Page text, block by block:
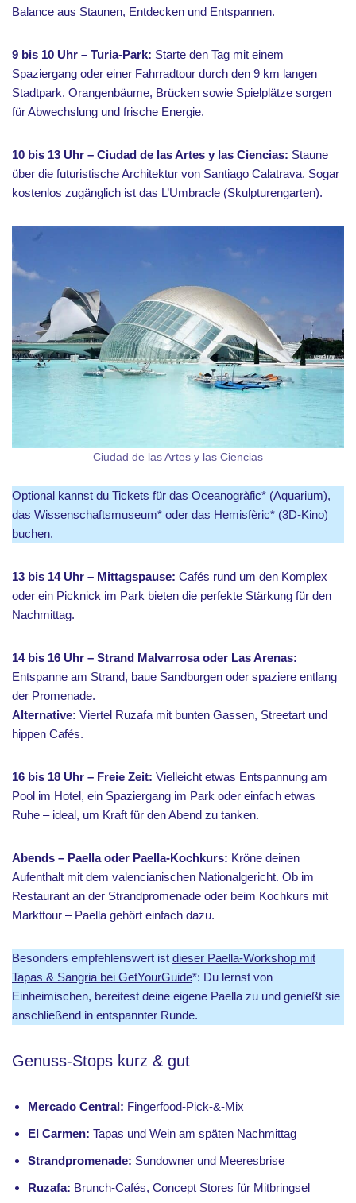
Balance aus Staunen, Entdecken und Entspannen.
9 bis 10 Uhr – Turia-Park: Starte den Tag mit einem
Spaziergang oder einer Fahrradtour durch den 9 km langen
Stadtpark. Orangenbäume, Brücken sowie Spielplätze sorgen
für Abwechslung und frische Energie.
10 bis 13 Uhr – Ciudad de las Artes y las Ciencias: Staune
über die futuristische Architektur von Santiago Calatrava. Sogar
kostenlos zugänglich ist das L’Umbracle (Skulpturengarten).
Ciudad de las Artes y las Ciencias
Optional kannst du Tickets für das Oceanogràfic* (Aquarium),
das Wissenschaftsmuseum* oder das Hemisfèric* (3D-Kino)
buchen.
13 bis 14 Uhr – Mittagspause: Cafés rund um den Komplex
oder ein Picknick im Park bieten die perfekte Stärkung für den
Nachmittag.
14 bis 16 Uhr – Strand Malvarrosa oder Las Arenas:
Entspanne am Strand, baue Sandburgen oder spaziere entlang
der Promenade.
Alternative: Viertel Ruzafa mit bunten Gassen, Streetart und
hippen Cafés.
16 bis 18 Uhr – Freie Zeit: Vielleicht etwas Entspannung am
Pool im Hotel, ein Spaziergang im Park oder einfach etwas
Ruhe – ideal, um Kraft für den Abend zu tanken.
Abends – Paella oder Paella-Kochkurs: Kröne deinen
Aufenthalt mit dem valencianischen Nationalgericht. Ob im
Restaurant an der Strandpromenade oder beim Kochkurs mit
Markttour – Paella gehört einfach dazu.
Besonders empfehlenswert ist dieser Paella-Workshop mit
Tapas & Sangria bei GetYourGuide*: Du lernst von
Einheimischen, bereitest deine eigene Paella zu und genießt sie
anschließend in entspannter Runde.
Genuss-Stops kurz & gut
Mercado Central: Fingerfood-Pick-&-Mix
El Carmen: Tapas und Wein am späten Nachmittag
Strandpromenade: Sundowner und Meeresbrise
Ruzafa: Brunch-Cafés, Concept Stores für Mitbringsel